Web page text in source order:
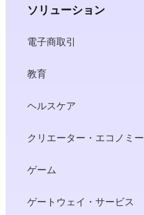
ソリューション
電子商取引
教育
ヘルスケア
クリエーター・エコノミー
ゲーム
ゲートウェイ・サービス